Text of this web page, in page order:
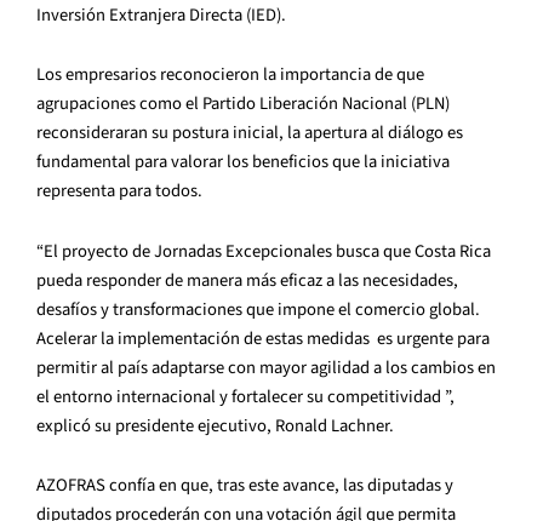
Inversión Extranjera Directa (IED).
Los empresarios reconocieron la importancia de que
agrupaciones como el Partido Liberación Nacional (PLN)
reconsideraran su postura inicial, la apertura al diálogo es
fundamental para valorar los beneficios que la iniciativa
representa para todos.
“El proyecto de Jornadas Excepcionales busca que Costa Rica
pueda responder de manera más eficaz a las necesidades,
desafíos y transformaciones que impone el comercio global.
Acelerar la implementación de estas medidas es urgente para
permitir al país adaptarse con mayor agilidad a los cambios en
el entorno internacional y fortalecer su competitividad ”,
explicó su presidente ejecutivo, Ronald Lachner.
AZOFRAS confía en que, tras este avance, las diputadas y
diputados procederán con una votación ágil que permita